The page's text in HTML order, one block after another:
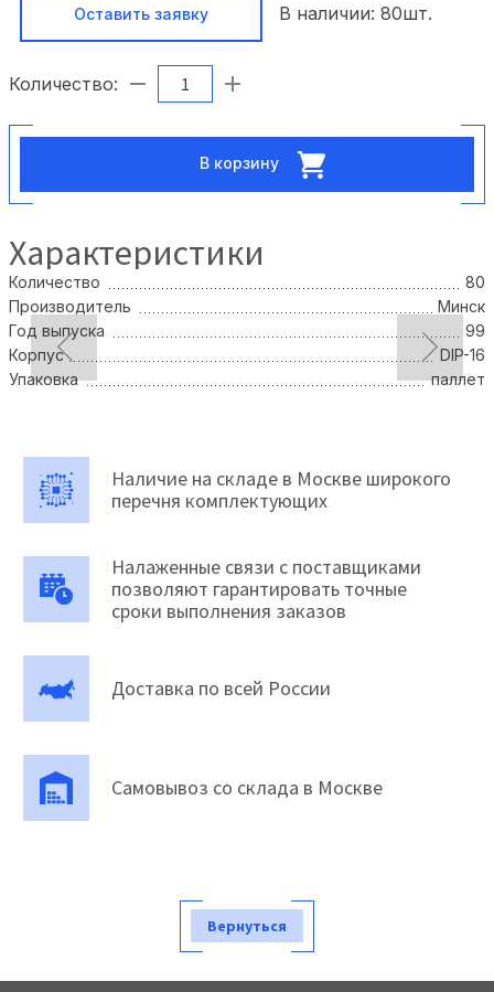
Оставить заявку В наличии: 80шт.
Количество:
В корзину
Характеристики
Количество
80
Производитель
Минск
Год выпуска
99
Корпус
DIP-16
Упаковка
паллет
Наличие на складе в Москве широкого
перечня комплектующих
Налаженные связи с поставщиками
позволяют гарантировать точные
сроки выполнения заказов
Доставка по всей России
Самовывоз со склада в Москве
Вернуться